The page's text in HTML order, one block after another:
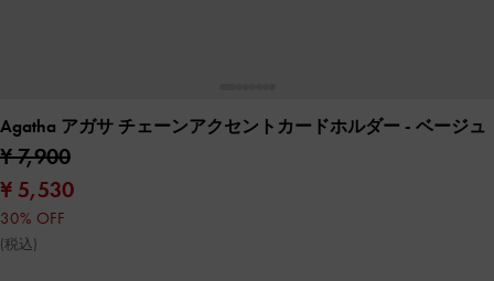
Agatha アガサ チェーンアクセントカードホルダー - ベージュ
¥ 7,900
¥ 5,530
30% OFF
(税込)